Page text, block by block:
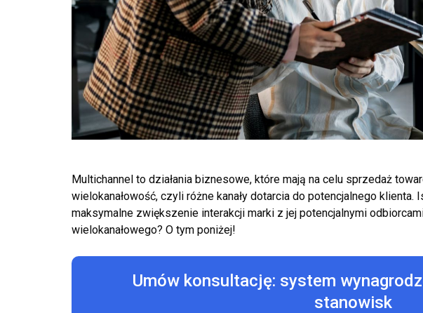
Multichannel to działania biznesowe, które mają na celu sprzedaż
wielokanałowość, czyli różne kanały dotarcia do potencjalnego
maksymalne zwiększenie interakcji marki z jej potencjalnymi
wielokanałowego? O tym poniżej!
Umów konsultację: system
stanowisk